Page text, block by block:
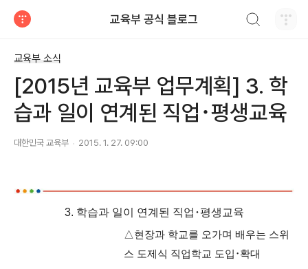
교육부 공식 블로그
교육부 소식
[2015년 교육부 업무계획] 3. 학
습과 일이 연계된 직업･평생교육
대한민국 교육부 2015. 1. 27. 09:00
3. 학습과 일이 연계된 직업･평생교육
△현장과 학교를 오가며 배우는 스위
스 도제식 직업학교 도입･확대